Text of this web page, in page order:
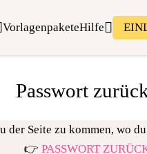
VorlagenpaketeHilfe
Passwort
der Seite zu kommen, wo
👉 PASSWORT